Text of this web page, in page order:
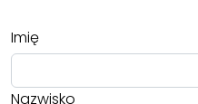
Imię
Nazwisko